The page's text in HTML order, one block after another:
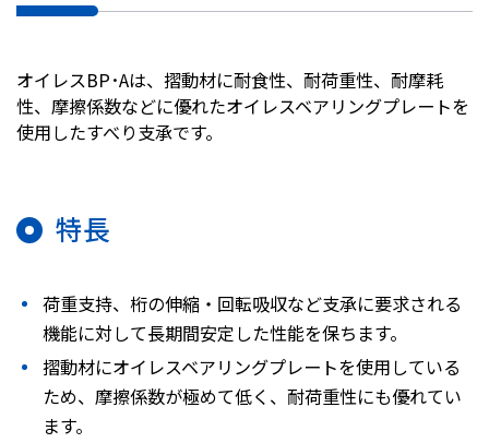
お問い合わせ
オイレスBP･Aは、摺動材に耐食性、耐荷重性、耐摩耗
性、摩擦係数などに優れたオイレスベアリングプレートを
使用したすべり支承です。
特長
荷重支持、桁の伸縮・回転吸収など支承に要求される
機能に対して長期間安定した性能を保ちます。
摺動材にオイレスベアリングプレートを使用している
ため、摩擦係数が極めて低く、耐荷重性にも優れてい
ます。